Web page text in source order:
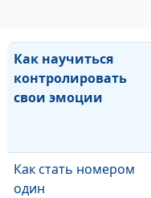
Как научиться
контролировать
свои эмоции
Как стать номером
один